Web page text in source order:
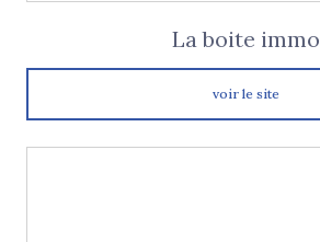
La boite immo
voir le site